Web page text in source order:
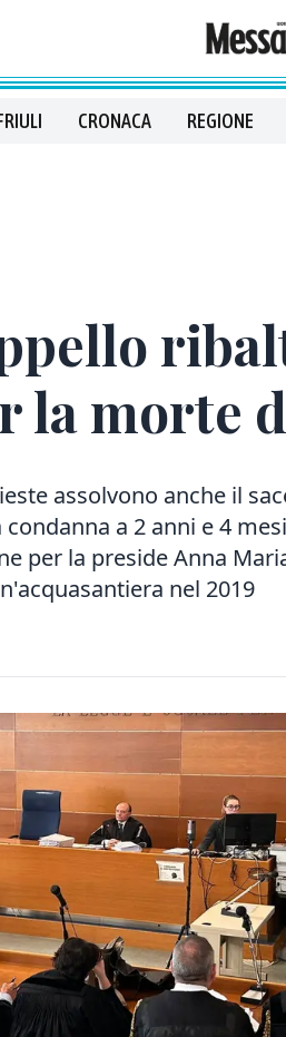
CRONACA REGIONE
la morte
assolvono anche il
a 2 anni e 4
per la preside Anna
nel 2019